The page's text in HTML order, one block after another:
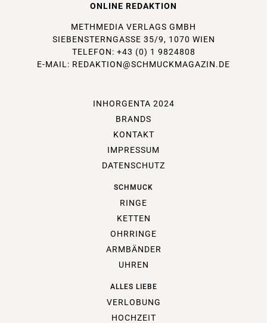
ONLINE REDAKTION
METHMEDIA VERLAGS GMBH
SIEBENSTERNGASSE 35/9, 1070 WIEN
TELEFON: +43 (0) 1 9824808
E-MAIL: REDAKTION@SCHMUCKMAGAZIN.DE
INHORGENTA 2024
BRANDS
KONTAKT
IMPRESSUM
DATENSCHUTZ
SCHMUCK
RINGE
KETTEN
OHRRINGE
ARMBÄNDER
UHREN
ALLES LIEBE
VERLOBUNG
HOCHZEIT